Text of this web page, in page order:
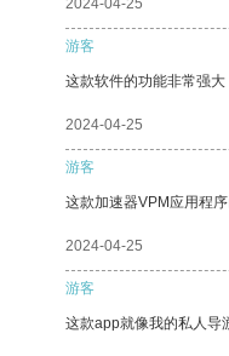
2024-04-25
游客
这款软件的功能非常强大
2024-04-25
游客
这款加速器VPM应用程
2024-04-25
游客
这款app就像我的私人导